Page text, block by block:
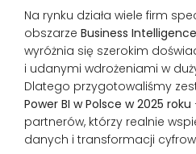
Na rynku działa wiele firm
obszarze Business Intelligence
wyróżnia się szerokim
i udanymi wdrożeniami w
Dlatego przygotowaliśmy
Power BI w Polsce w 2025 roku
partnerów, którzy realnie
danych i transformacji